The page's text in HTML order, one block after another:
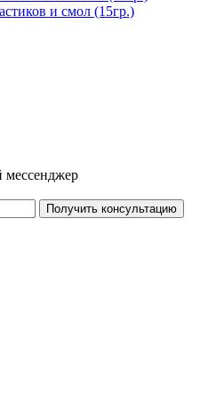
и смол (15гр.)
мессенджер
Получить консультацию